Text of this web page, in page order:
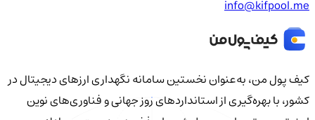
info@kifpool.me
کیف‌ پول من، به‌عنوان نخستین سامانه نگهداری ارزهای دیجیتال در
کشور، با بهره‌گیری از استانداردهای روز جهانی و فناوری‌های نوین